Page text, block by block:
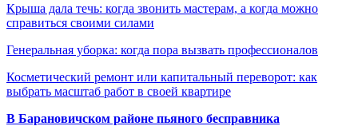
Крыша дала течь: когда звонить мастерам, а когда можно
справиться своими силами
Генеральная уборка: когда пора вызвать профессионалов
Косметический ремонт или капитальный переворот: как
выбрать масштаб работ в своей квартире
В Барановичском районе пьяного бесправника